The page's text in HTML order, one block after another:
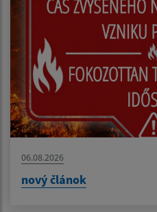
06.08.2026
nový článok